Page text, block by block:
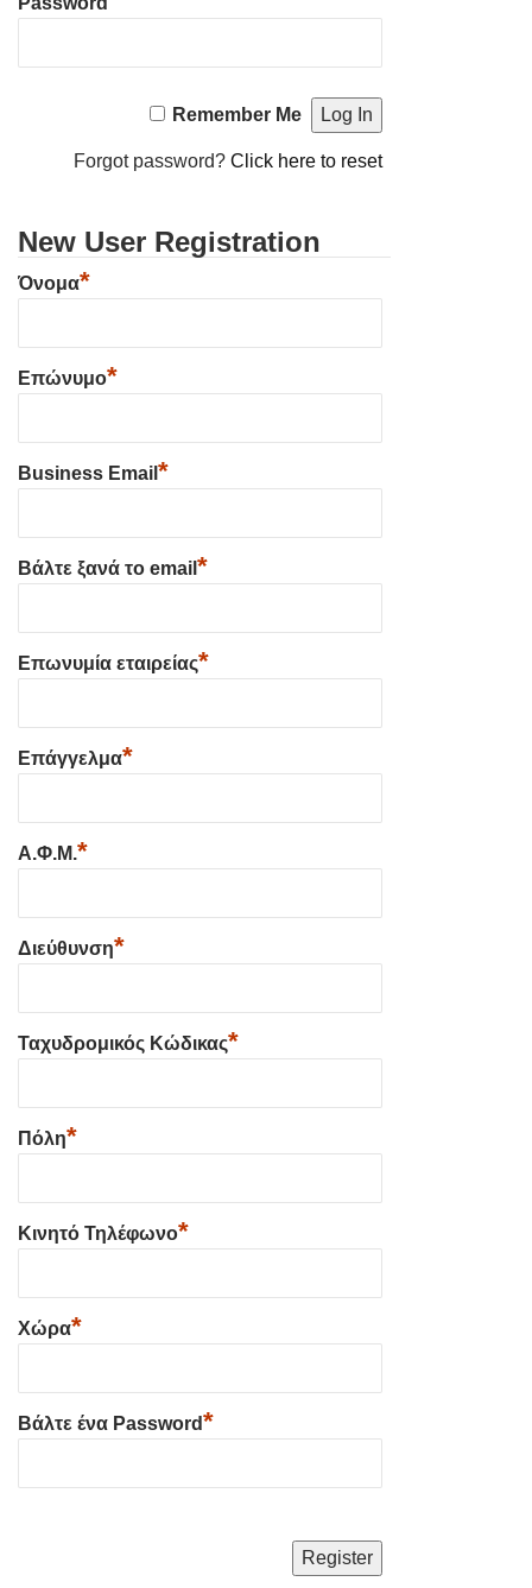
Remember Me
Forgot password?Click here to reset
New User Registration
Όνομα*
Επώνυμο*
Business Email *
Βάλτε ξανά το email *
Επωνυμία εταιρείας*
Επάγγελμα*
Α.Φ.Μ.*
Διεύθυνση*
Ταχυδρομικός Κώδικας*
Πόλη*
Κινητό Τηλέφωνο*
Χώρα*
Βάλτε ένα Password*